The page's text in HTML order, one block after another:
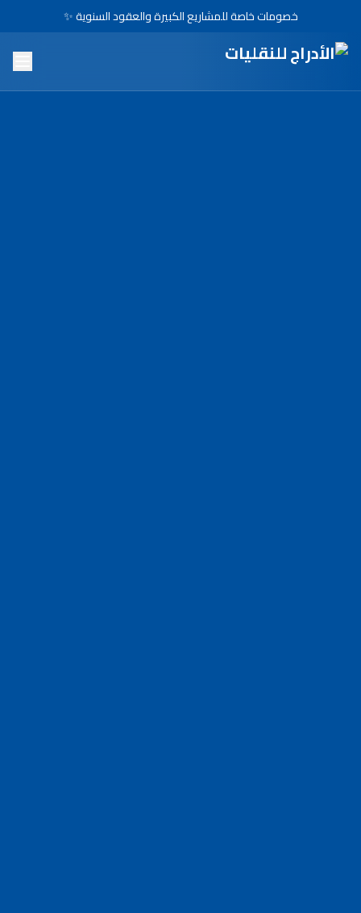
خصومات خاصة للمشاريع الكبيرة والعقود السنوية ✨